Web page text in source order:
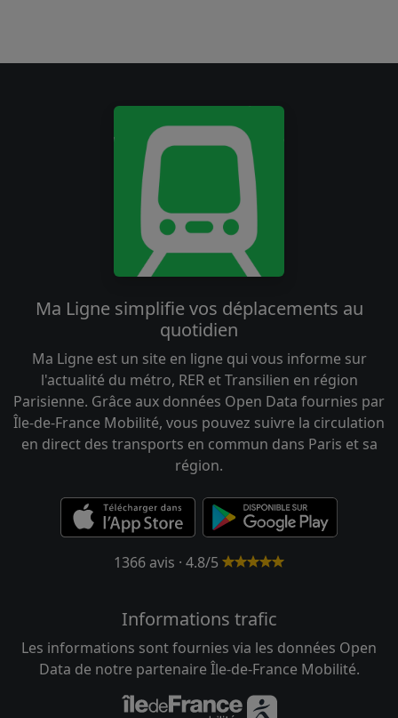
Ma Ligne simplifie vos déplacements au
quotidien
Ma Ligne est un site en ligne qui vous informe sur
l'actualité du métro, RER et Transilien en région
Parisienne. Grâce aux données Open Data fournies par
Île-de-France Mobilité, vous pouvez suivre la circulation
en direct des transports en commun dans Paris et sa
région.
1366 avis · 4.8/5
Informations trafic
Les informations sont fournies via les données Open
Data de notre partenaire Île-de-France Mobilité.